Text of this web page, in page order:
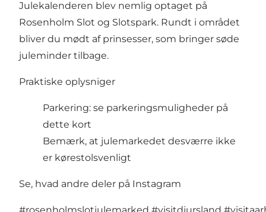
Julekalenderen blev nemlig optaget på
Rosenholm Slot og Slotspark. Rundt i området
bliver du mødt af prinsesser, som bringer søde
juleminder tilbage.
Praktiske oplysniger
Parkering: se parkeringsmuligheder på
dette kort
Bemærk, at julemarkedet desværre ikke
er kørestolsvenligt
Se, hvad andre deler på Instagram
#rosenholmslotjulemarked #visitdjursland